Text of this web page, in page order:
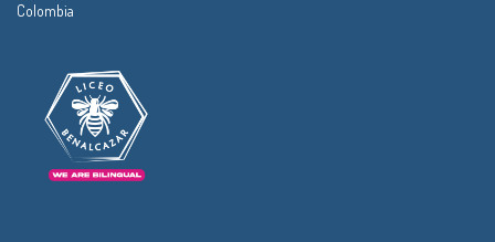
Colombia